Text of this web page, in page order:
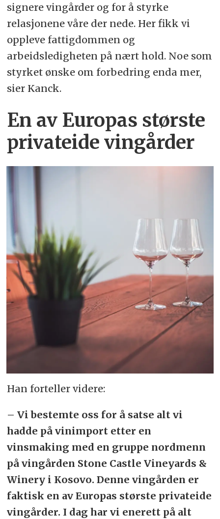
signere vingårder og for å styrke
relasjonene våre der nede. Her fikk vi
oppleve fattigdommen og
arbeidsledigheten på nært hold. Noe som
styrket ønske om forbedring enda mer,
sier Kanck.
En av Europas største
privateide vingårder
Han forteller videre:
– Vi bestemte oss for å satse alt vi
hadde på vinimport etter en
vinsmaking med en gruppe nordmenn
på vingården Stone Castle Vineyards &
Winery i Kosovo. Denne vingården er
faktisk en av Europas største privateide
vingårder. I dag har vi enerett på alt